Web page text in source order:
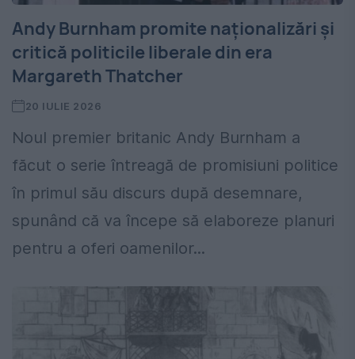
Andy Burnham promite naționalizări și
critică politicile liberale din era
Margareth Thatcher
20 IULIE 2026
Noul premier britanic Andy Burnham a
făcut o serie întreagă de promisiuni politice
în primul său discurs după desemnare,
spunând că va începe să elaboreze planuri
pentru a oferi oamenilor...